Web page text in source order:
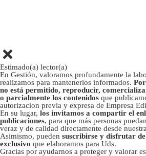
Estimado(a) lector(a)
En Gestión, valoramos profundamente la
realizamos para mantenerlos informados.
no está permitido, reproducir,
o parcialmente los contenidos que
autorizacion previa y expresa de Empresa
En su lugar, los invitamos a compartir el
publicaciones, para que más personas
veraz y de calidad directamente desde
Asimismo, pueden suscribirse y disfrutar
exclusivo que elaboramos para Uds.
Gracias por ayudarnos a proteger y valorar